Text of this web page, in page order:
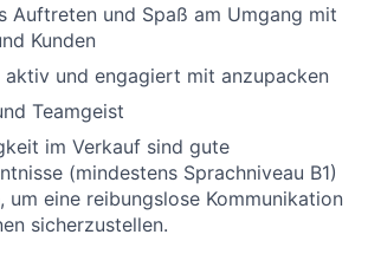
Auftreten und Spaß am Umgang mit
Kunden
aktiv und engagiert mit anzupacken
Teamgeist
im Verkauf sind gute
(mindestens Sprachniveau B1)
um eine reibungslose Kommunikation
sicherzustellen.